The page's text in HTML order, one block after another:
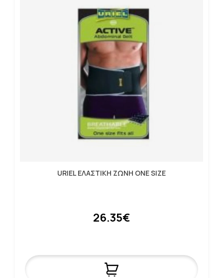
URIEL ΕΛΑΣΤΙΚΗ ΖΩΝΗ ONE SIZE
26.35€